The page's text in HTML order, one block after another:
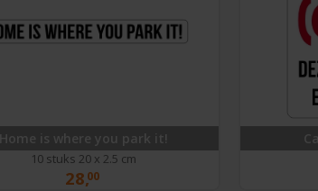
Home is where you park it!
10 stuks 20 x 2.5 cm
28,00